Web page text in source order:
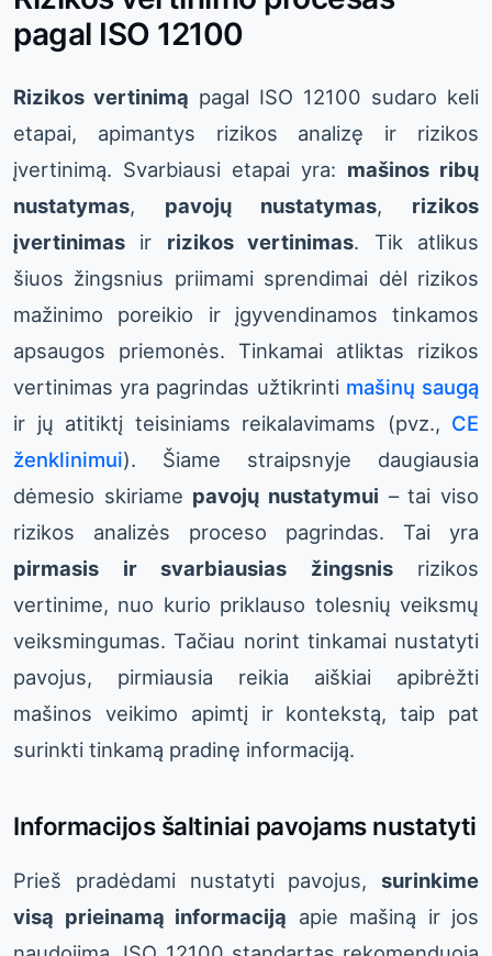
pagal ISO 12100
Rizikos vertinimą pagal ISO 12100 sudaro keli
etapai, apimantys rizikos analizę ir rizikos
įvertinimą. Svarbiausi etapai yra: mašinos ribų
nustatymas, pavojų nustatymas, rizikos
įvertinimas ir rizikos vertinimas. Tik atlikus
šiuos žingsnius priimami sprendimai dėl rizikos
mažinimo poreikio ir įgyvendinamos tinkamos
apsaugos priemonės. Tinkamai atliktas rizikos
vertinimas yra pagrindas užtikrinti mašinų saugą
ir jų atitiktį teisiniams reikalavimams (pvz., CE
ženklinimui). Šiame straipsnyje daugiausia
dėmesio skiriame pavojų nustatymui – tai viso
rizikos analizės proceso pagrindas. Tai yra
pirmasis ir svarbiausias žingsnisrizikos
vertinime, nuo kurio priklauso tolesnių veiksmų
veiksmingumas. Tačiau norint tinkamai nustatyti
pavojus, pirmiausia reikia aiškiai apibrėžti
mašinos veikimo apimtį ir kontekstą, taip pat
surinkti tinkamą pradinę informaciją.
Informacijos šaltiniai pavojams nustatyti
Prieš pradėdami nustatyti pavojus, surinkime
visą prieinamą informaciją apie mašiną ir jos